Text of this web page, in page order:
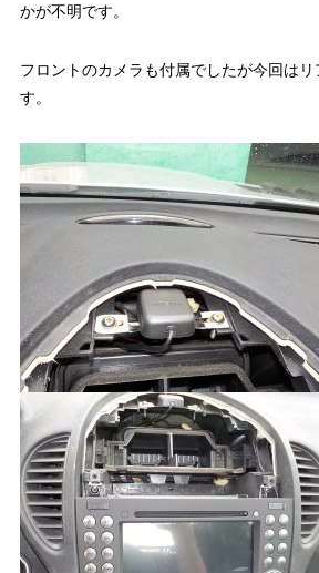
かが不明です。
フロントのカメラも付属でしたが今回は
す。